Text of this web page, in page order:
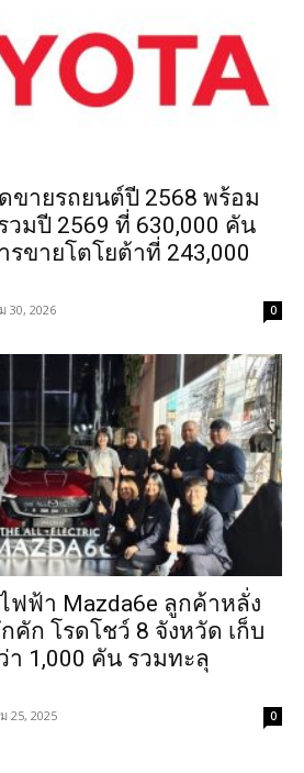
ขายรถยนต์ปี 2568 พร้อม
มปี 2569 ที่ 630,000 คัน
ขายโตโยต้าที่ 243,000
30, 2026 0
ฟฟ้า Mazda6e ลูกค้าหลั่ง
คัก โรดโชว์ 8 จังหวัด เก็บ
า 1,000 คัน รวมทะลุ
25, 2025 0